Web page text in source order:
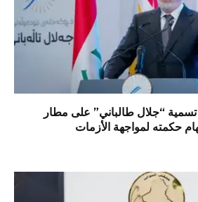
“جلال طالباني” على مطار
حكمته لمواجهة الأزمات